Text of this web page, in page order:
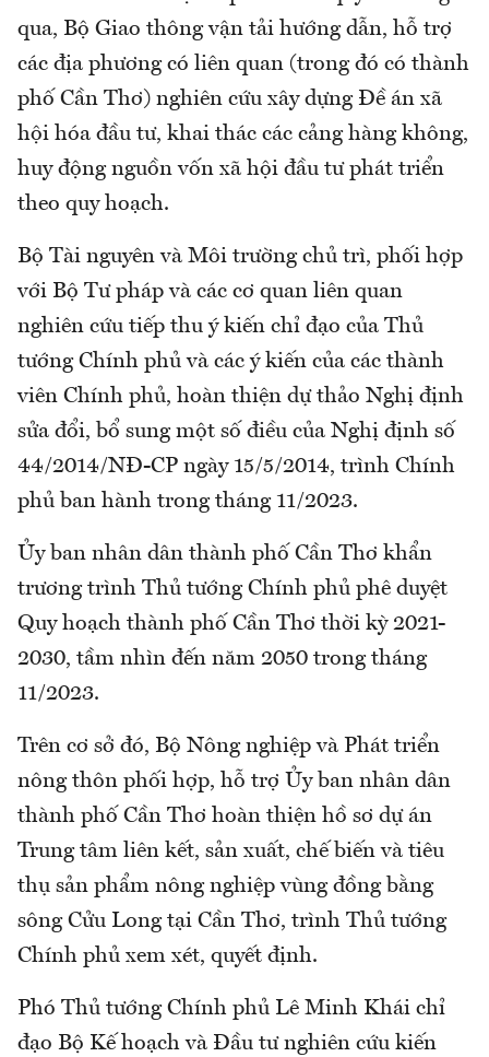
qua, Bộ Giao thông vận tải hướng dẫn, hỗ trợ
các địa phương có liên quan (trong đó có thành
phố Cần Thơ) nghiên cứu xây dựng Đề án xã
hội hóa đầu tư, khai thác các cảng hàng không,
huy động nguồn vốn xã hội đầu tư phát triển
theo quy hoạch.
Bộ Tài nguyên và Môi trường chủ trì, phối hợp
với Bộ Tư pháp và các cơ quan liên quan
nghiên cứu tiếp thu ý kiến chỉ đạo của Thủ
tướng Chính phủ và các ý kiến của các thành
viên Chính phủ, hoàn thiện dự thảo Nghị định
sửa đổi, bổ sung một số điều của Nghị định số
44/2014/NĐ-CP ngày 15/5/2014, trình Chính
phủ ban hành trong tháng 11/2023.
Ủy ban nhân dân thành phố Cần Thơ khẩn
trương trình Thủ tướng Chính phủ phê duyệt
Quy hoạch thành phố Cần Thơ thời kỳ 2021-
2030, tầm nhìn đến năm 2050 trong tháng
11/2023.
Trên cơ sở đó, Bộ Nông nghiệp và Phát triển
nông thôn phối hợp, hỗ trợ Ủy ban nhân dân
thành phố Cần Thơ hoàn thiện hồ sơ dự án
Trung tâm liên kết, sản xuất, chế biến và tiêu
thụ sản phẩm nông nghiệp vùng đồng bằng
sông Cửu Long tại Cần Thơ, trình Thủ tướng
Chính phủ xem xét, quyết định.
Phó Thủ tướng Chính phủ Lê Minh Khái chỉ
đạo Bộ Kế hoạch và Đầu tư nghiên cứu kiến